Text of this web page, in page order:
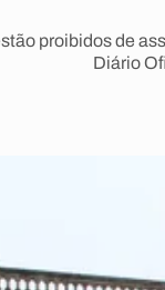
proibidos de
Diário